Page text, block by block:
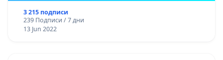
3 215 подписи
239 Подписи / 7 дни
13 Jun 2022